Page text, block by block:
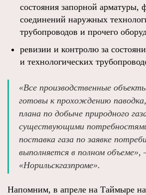
состояния запорной арматуры,
соединений наружных
трубопроводов и прочего
ревизии и контролю за
и технологических
«Все производственные
готовы к прохождению
плана по добыче природного
существующими
поставка газа по заявке
выполняется в полном объеме»,
«Норильскгазпроме».
Напомним, в апреле на Таймыре